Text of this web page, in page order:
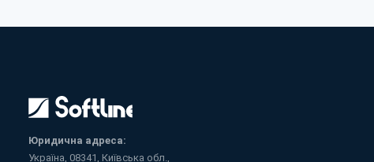
Юридична адреса:
Україна, 08341, Київська обл.,